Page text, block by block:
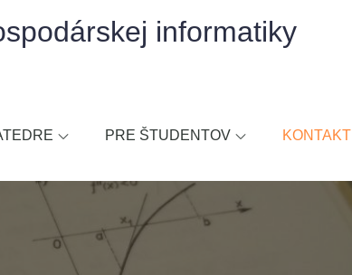
informatiky
PRE ŠTUDENTOV KONTAKT